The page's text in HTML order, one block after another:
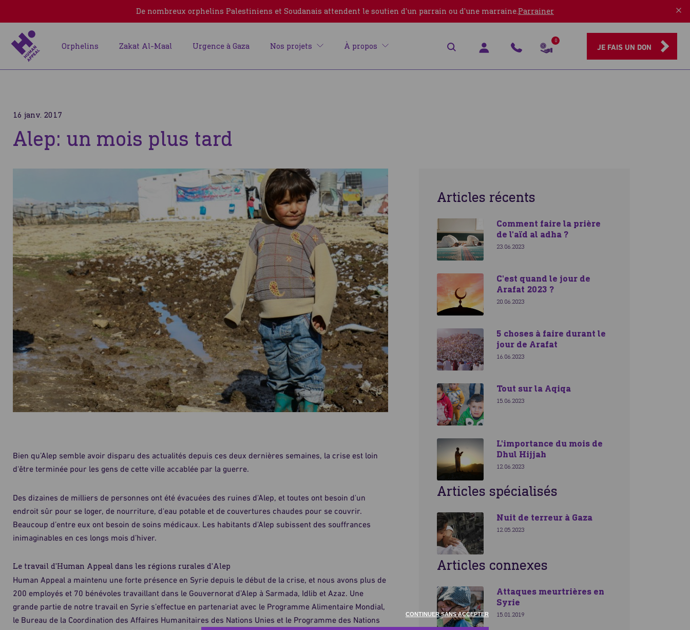
CONTINUER SANS ACCEPTER
De nombreux orphelins Palestiniens et Soudanais attendent le soutien d'un parrain ou d'une marraine.Parrainer
Orphelins Zakat Al-Maal Urgence à Gaza Nos projets À propos
0
JE FAIS UN DON
16 janv. 2017
Alep: un mois plus tard
Bien qu’Alep semble avoir disparu des actualités depuis ces deux dernières semaines, la crise est loin
d'être terminée pour les gens de cette ville accablée par la guerre.
Des dizaines de milliers de personnes ont été évacuées des ruines d'Alep, et toutes ont besoin d'un
endroit sûr pour se loger, de nourriture, d'eau potable et de couvertures chaudes pour se couvrir.
Beaucoup d’entre eux ont besoin de soins médicaux. Les habitants d'Alep subissent des souffrances
inimaginables en ces longs mois d’hiver.
Le travail d'Human Appeal dans les régions rurales d'Alep
Human Appeal a maintenu une forte présence en Syrie depuis le début de la crise, et nous avons plus de
200 employés et 70 bénévoles travaillant dans le Gouvernorat d’Alep à Sarmada, Idlib et Azaz. Une
grande partie de notre travail en Syrie s’effectue en partenariat avec le Programme Alimentaire Mondial,
le Bureau de la Coordination des Affaires Humanitaires des Nations Unies et le Programme des Nations
Articles récents
Comment faire la prière
de l'aïd al adha ?
23.06.2023
C'est quand le jour de
Arafat 2023 ?
20.06.2023
5 choses à faire durant le
jour de Arafat
16.06.2023
Tout sur la Aqiqa
15.06.2023
L'importance du mois de
Dhul Hijjah
12.06.2023
Articles spécialisés
Nuit de terreur à Gaza
12.05.2023
Articles connexes
Attaques meurtrières en
Syrie
15.01.2019
Erreur
Fermer